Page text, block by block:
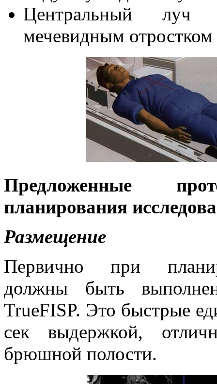
Центральный луч
мечевидным
Предложенные
планирования
Размещение
Первично при
должны быть
TrueFISP. Это быстрые
сек выдержкой,
брюшной полости.